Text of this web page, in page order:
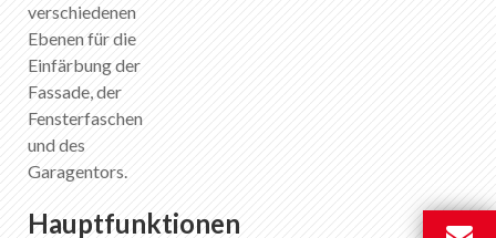
verschiedenen
Ebenen für die
Einfärbung der
Fassade, der
Fensterfaschen
und des
Garagentors.
Hauptfunktionen